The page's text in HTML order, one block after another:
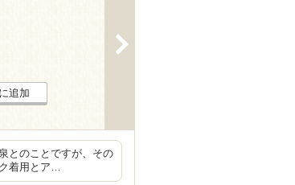
追加
とのことですが、その
着用とア…